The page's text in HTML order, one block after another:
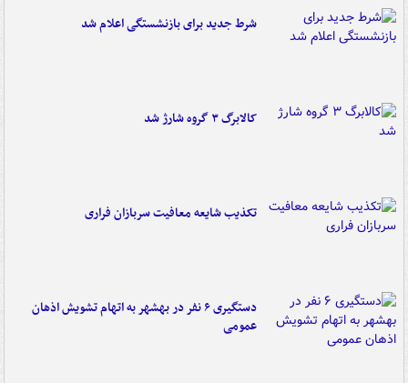
شرط جدید برای بازنشستگی اعلام شد
کالابرگ ۳ گروه شارژ شد
تکذیب شایعه معافیت سربازان فراری
دستگیری ۶ نفر در بهشهر به اتهام تشویش اذهان
عمومی